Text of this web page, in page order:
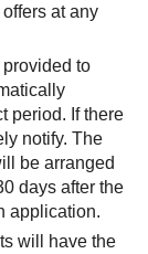
at any
to
period. If there
notify. The
be arranged
days after the
application.
will have the